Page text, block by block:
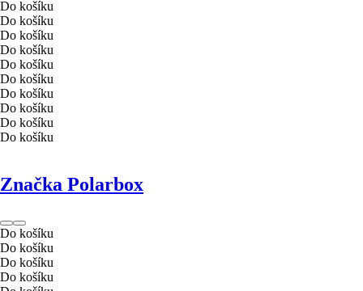
Do košíku
Do košíku
Do košíku
Do košíku
Do košíku
Do košíku
Do košíku
Do košíku
Do košíku
Do košíku
Značka Polarbox
Do košíku
Do košíku
Do košíku
Do košíku